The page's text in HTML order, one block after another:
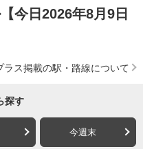
今日2026年8月9日
ラス掲載の駅・路線について
探す
今週末